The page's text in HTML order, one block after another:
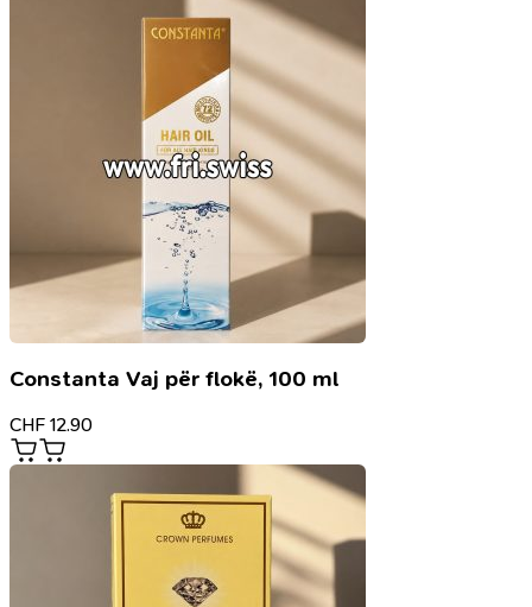
Constanta Vaj për flokë, 100 ml
CHF 12.90